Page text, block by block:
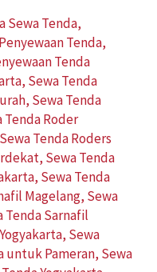
Sewa Tenda,
Penyewaan Tenda,
Tenda
, Sewa Tenda
, Sewa Tenda
Tenda Roder
Sewa Tenda Roders
, Sewa Tenda
, Sewa Tenda
Magelang, Sewa
Tenda Sarnafil
, Sewa
untuk Pameran, Sewa